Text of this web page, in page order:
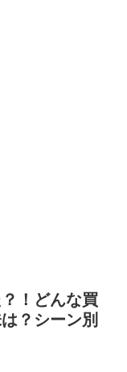
！どんな買
？シーン別